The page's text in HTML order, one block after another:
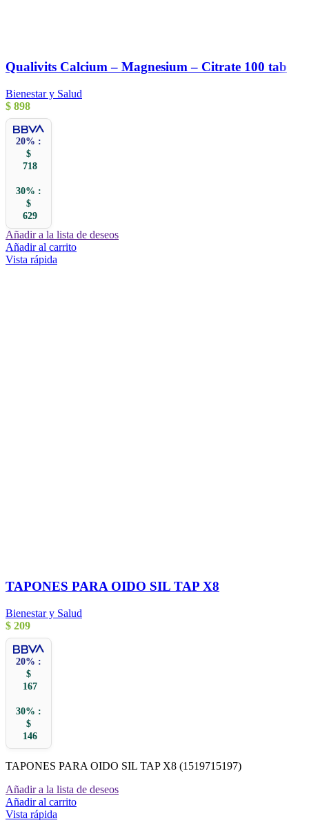
Qualivits Calcium – Magnesium – Citrate 100 tab
Bienestar y Salud
$ 898
20% :
$
718
30% :
$
629
Añadir a la lista de deseos
Añadir al carrito
Vista rápida
TAPONES PARA OIDO SIL TAP X8
Bienestar y Salud
$ 209
20% :
$
167
30% :
$
146
TAPONES PARA OIDO SIL TAP X8 (1519715197)
Añadir a la lista de deseos
Añadir al carrito
Vista rápida